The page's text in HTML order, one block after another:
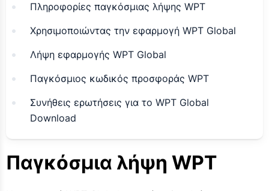
Πληροφορίες παγκόσμιας λήψης WPT
Χρησιμοποιώντας την εφαρμογή WPT Global
Λήψη εφαρμογής WPT Global
Παγκόσμιος κωδικός προσφοράς WPT
Συνήθεις ερωτήσεις για το WPT Global
Download
Παγκόσμια λήψη WPT